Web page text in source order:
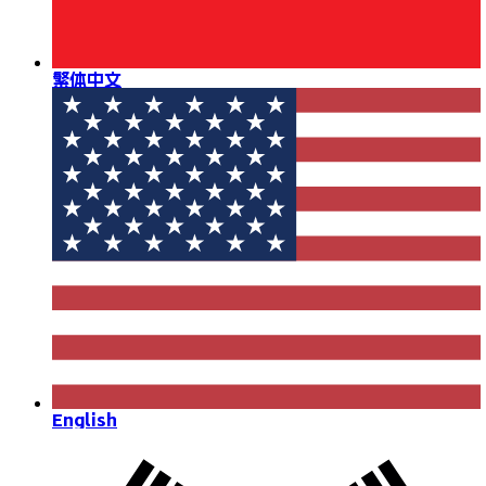
繁体中文
English